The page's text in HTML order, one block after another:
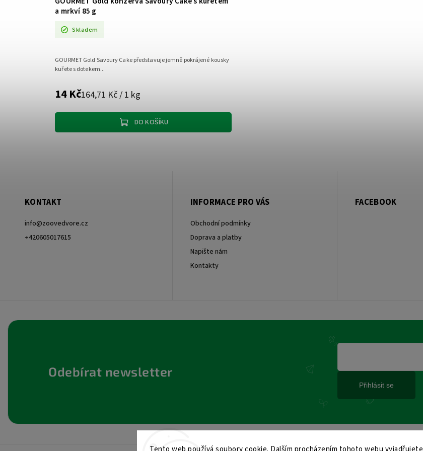
a mrkví 85 g
Skladem
14 Kč164,71 Kč / 1 kg
DO KOŠÍKU
GOURMET Gold Savoury Cake představuje jemně pokrájené kousky
kuřete s dotekem...
KONTAKT
info@zoovedvore.cz
+420605017615
INFORMACE PRO VÁS
Obchodní podmínky
Doprava a platby
Napište nám
Kontakty
Odebírat newsletter
Přihlásit se
FACEBOOK